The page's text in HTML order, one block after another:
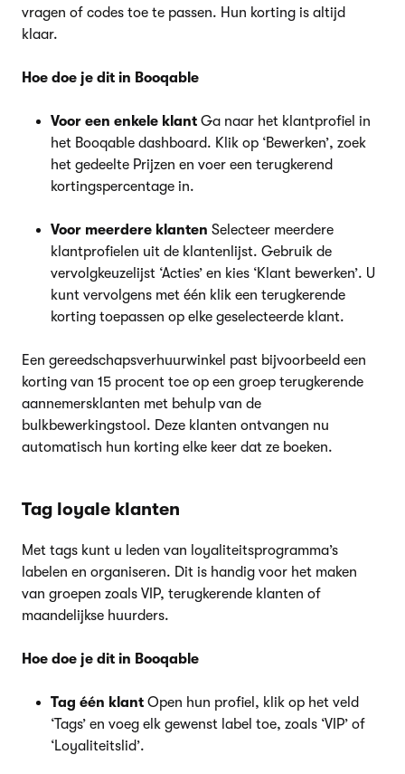
vragen of codes toe te passen. Hun korting is altijd
klaar.
Hoe doe je dit in Booqable
Voor een enkele klant Ga naar het klantprofiel in
het Booqable dashboard. Klik op ‘Bewerken’, zoek
het gedeelte Prijzen en voer een terugkerend
kortingspercentage in.
Voor meerdere klanten Selecteer meerdere
klantprofielen uit de klantenlijst. Gebruik de
vervolgkeuzelijst ‘Acties’ en kies ‘Klant bewerken’. U
kunt vervolgens met één klik een terugkerende
korting toepassen op elke geselecteerde klant.
Een gereedschapsverhuurwinkel past bijvoorbeeld een
korting van 15 procent toe op een groep terugkerende
aannemersklanten met behulp van de
bulkbewerkingstool. Deze klanten ontvangen nu
automatisch hun korting elke keer dat ze boeken.
Tag loyale klanten
Met tags kunt u leden van loyaliteitsprogramma’s
labelen en organiseren. Dit is handig voor het maken
van groepen zoals VIP, terugkerende klanten of
maandelijkse huurders.
Hoe doe je dit in Booqable
Tag één klant Open hun profiel, klik op het veld
‘Tags’ en voeg elk gewenst label toe, zoals ‘VIP’ of
‘Loyaliteitslid’.